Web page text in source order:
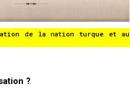
de la nation turque et au
?